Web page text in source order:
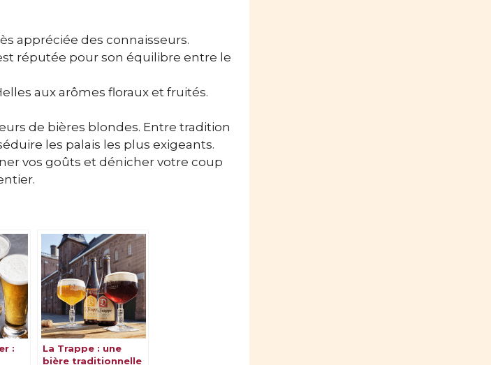
appréciée des connaisseurs.
réputée pour son équilibre entre le
aux arômes floraux et fruités.
de bières blondes. Entre tradition
les palais les plus exigeants.
vos goûts et dénicher votre coup
:
La Trappe : une
bière traditionnelle